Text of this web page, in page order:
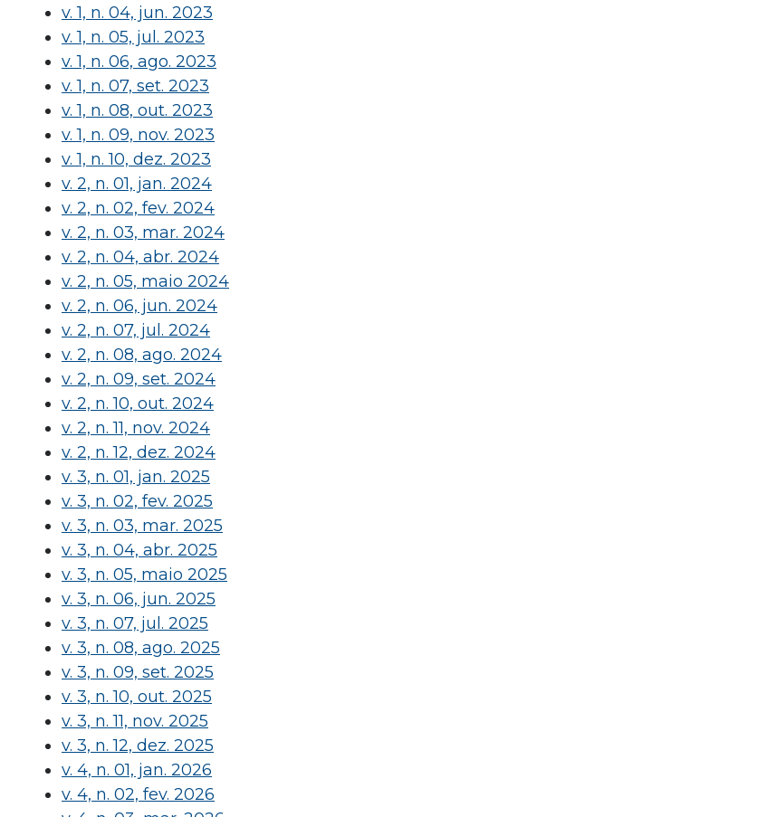
v. 1, n. 04, jun. 2023
v. 1, n. 05, jul. 2023
v. 1, n. 06, ago. 2023
v. 1, n. 07, set. 2023
v. 1, n. 08, out. 2023
v. 1, n. 09, nov. 2023
v. 1, n. 10, dez. 2023
v. 2, n. 01, jan. 2024
v. 2, n. 02, fev. 2024
v. 2, n. 03, mar. 2024
v. 2, n. 04, abr. 2024
v. 2, n. 05, maio 2024
v. 2, n. 06, jun. 2024
v. 2, n. 07, jul. 2024
v. 2, n. 08, ago. 2024
v. 2, n. 09, set. 2024
v. 2, n. 10, out. 2024
v. 2, n. 11, nov. 2024
v. 2, n. 12, dez. 2024
v. 3, n. 01, jan. 2025
v. 3, n. 02, fev. 2025
v. 3, n. 03, mar. 2025
v. 3, n. 04, abr. 2025
v. 3, n. 05, maio 2025
v. 3, n. 06, jun. 2025
v. 3, n. 07, jul. 2025
v. 3, n. 08, ago. 2025
v. 3, n. 09, set. 2025
v. 3, n. 10, out. 2025
v. 3, n. 11, nov. 2025
v. 3, n. 12, dez. 2025
v. 4, n. 01, jan. 2026
v. 4, n. 02, fev. 2026